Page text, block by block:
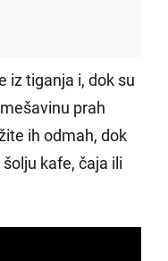
iz tiganja i, dok su
prah
ih odmah, dok
kafe, čaja ili